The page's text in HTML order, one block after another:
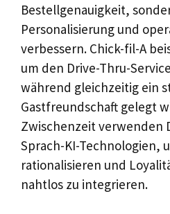
Bestellgenauigkeit,
Personalisierung und
verbessern. Chick-fil-A
um den Drive-Thru-
während gleichzeitig ein
Gastfreundschaft gelegt
Zwischenzeit verwenden
Sprach-KI-Technologien,
rationalisieren und
nahtlos zu integrieren.